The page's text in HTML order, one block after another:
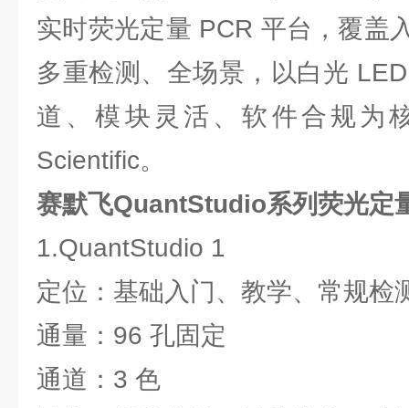
实时荧光定量 PCR 平台，覆盖
多重检测、全场景，以白光
道、模块灵活、软件合规为
Scientific。
赛默飞QuantStudio系列荧光定
1.QuantStudio 1
定位：基础入门、教学、常规检
通量：96 孔固定
通道：3 色